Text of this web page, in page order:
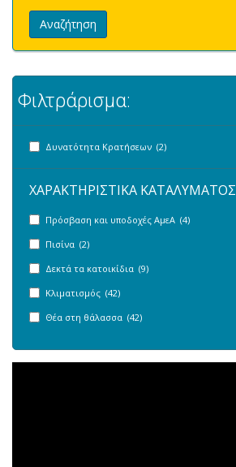
Αναζήτηση
Φιλτράρισμα:
Δυνατότητα Κρατήσεων (2)
ΧΑΡΑΚΤΗΡΙΣΤΙΚΑ ΚΑΤΑΛΥΜΑΤΟΣ
Πρόσβαση και υποδοχές ΑμεΑ (4)
Πισίνα (2)
Δεκτά τα κατοικίδια (9)
Κλιματισμός (42)
Θέα στη θάλασσα (42)